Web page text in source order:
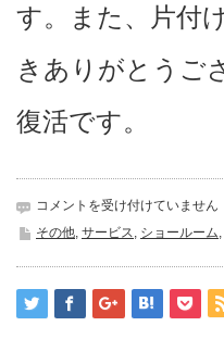
す。また、片付
きありがとうご
復活です。
畑
オ
ト
復
活
コメントを受け付けていません
その他 サービス ショールーム